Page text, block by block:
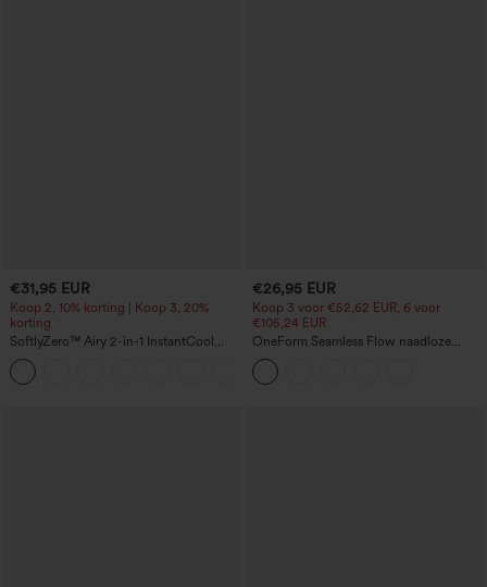
€31,95 EUR
Koop 2, 10% korting | Koop 3, 20%
korting
SoftlyZero™ Airy 2-in-1 InstantCool
yogashort met superhoge taille en
zakken
€26,95 EUR
Koop 3 voor €52,62 EUR, 6 voor
€105,24 EUR
OneForm Seamless Flow naadloze
yoga-leggings, mid-rise, buikcontrole
en billenlift